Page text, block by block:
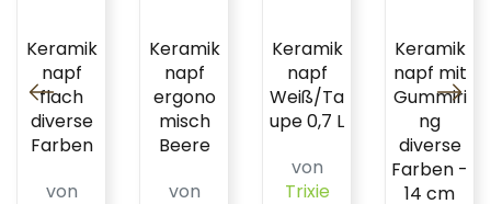
Keramik
napf
flach
diverse
Farben
von
Keramik
napf
ergono
misch
Beere
von
Keramik
napf
Weiß/Ta
upe 0,7 L
von
Trixie
Keramik
napf mit
Gummiri
ng
diverse
Farben -
14 cm